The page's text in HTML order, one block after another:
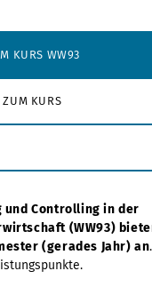
KURS WW93
ZUM KURS
und Controlling in der
(WW93)
(gerades Jahr) an.